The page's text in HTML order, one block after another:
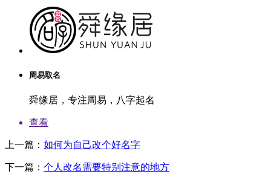
周易取名
舜缘居，专注周易，八字起名
查看
上一篇： 如何为自己改个好名字
下一篇： 个人改名需要特别注意的地方